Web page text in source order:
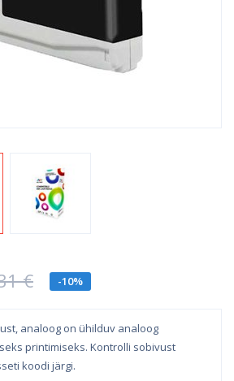
€ -10%
analoog on ühilduv analoog
printimiseks. Kontrolli sobivust
koodi järgi.